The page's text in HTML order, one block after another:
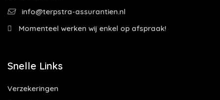
info@terpstra-assurantien.nl
Momenteel werken wij enkel op afspraak!
Snelle Links
Verzekeringen